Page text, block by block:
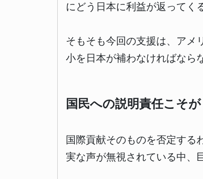
にどう日本に利益が返ってく
そもそも今回の支援は、アメ
小を日本が補わなければなら
国民への説明責任こそが
国際貢献そのものを否定する
実な声が無視されている中、